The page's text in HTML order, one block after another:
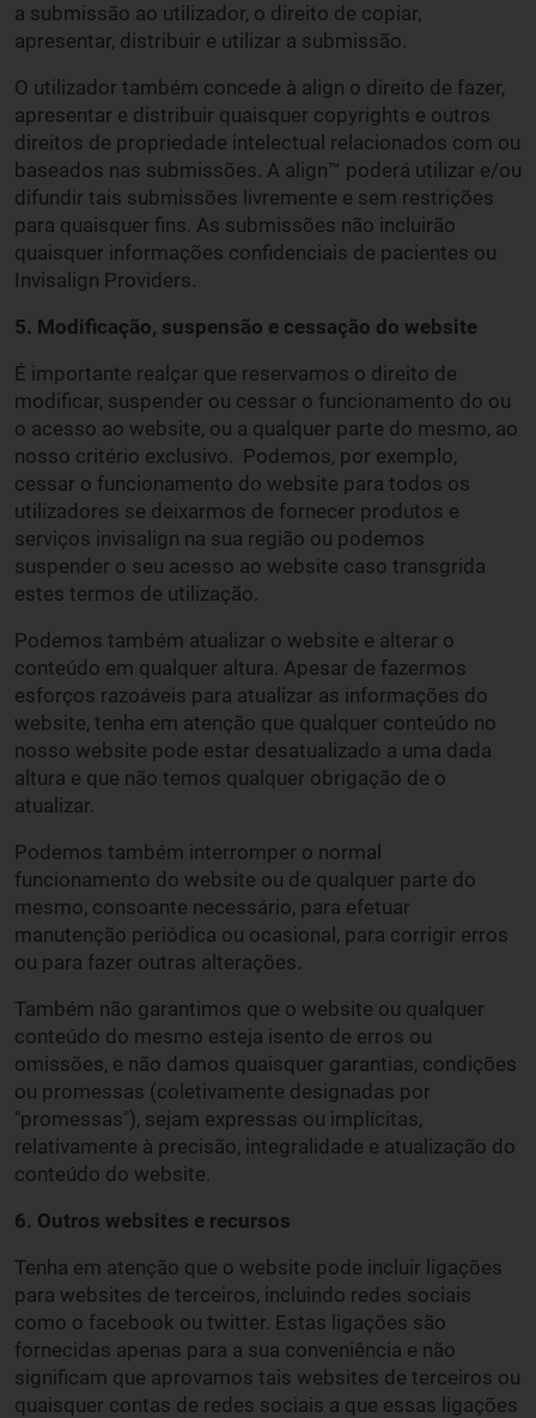
a submissão ao utilizador, o direito de copiar,
apresentar, distribuir e utilizar a submissão.
O utilizador também concede à align o direito de fazer,
apresentar e distribuir quaisquer copyrights e outros
direitos de propriedade intelectual relacionados com ou
baseados nas submissões. A align™ poderá utilizar e/ou
difundir tais submissões livremente e sem restrições
para quaisquer fins. As submissões não incluirão
quaisquer informações confidenciais de pacientes ou
Invisalign Providers.
5. Modificação, suspensão e cessação do website
É importante realçar que reservamos o direito de
modificar, suspender ou cessar o funcionamento do ou
o acesso ao website, ou a qualquer parte do mesmo, ao
nosso critério exclusivo. Podemos, por exemplo,
cessar o funcionamento do website para todos os
utilizadores se deixarmos de fornecer produtos e
serviços invisalign na sua região ou podemos
suspender o seu acesso ao website caso transgrida
estes termos de utilização.
Podemos também atualizar o website e alterar o
conteúdo em qualquer altura. Apesar de fazermos
esforços razoáveis para atualizar as informações do
website, tenha em atenção que qualquer conteúdo no
nosso website pode estar desatualizado a uma dada
altura e que não temos qualquer obrigação de o
atualizar.
Podemos também interromper o normal
funcionamento do website ou de qualquer parte do
mesmo, consoante necessário, para efetuar
manutenção periódica ou ocasional, para corrigir erros
ou para fazer outras alterações.
Também não garantimos que o website ou qualquer
conteúdo do mesmo esteja isento de erros ou
omissões, e não damos quaisquer garantias, condições
ou promessas (coletivamente designadas por
"promessas"), sejam expressas ou implícitas,
relativamente à precisão, integralidade e atualização do
conteúdo do website.
6. Outros websites e recursos
Tenha em atenção que o website pode incluir ligações
para websites de terceiros, incluindo redes sociais
como o facebook ou twitter. Estas ligações são
fornecidas apenas para a sua conveniência e não
significam que aprovamos tais websites de terceiros ou
quaisquer contas de redes sociais a que essas ligações